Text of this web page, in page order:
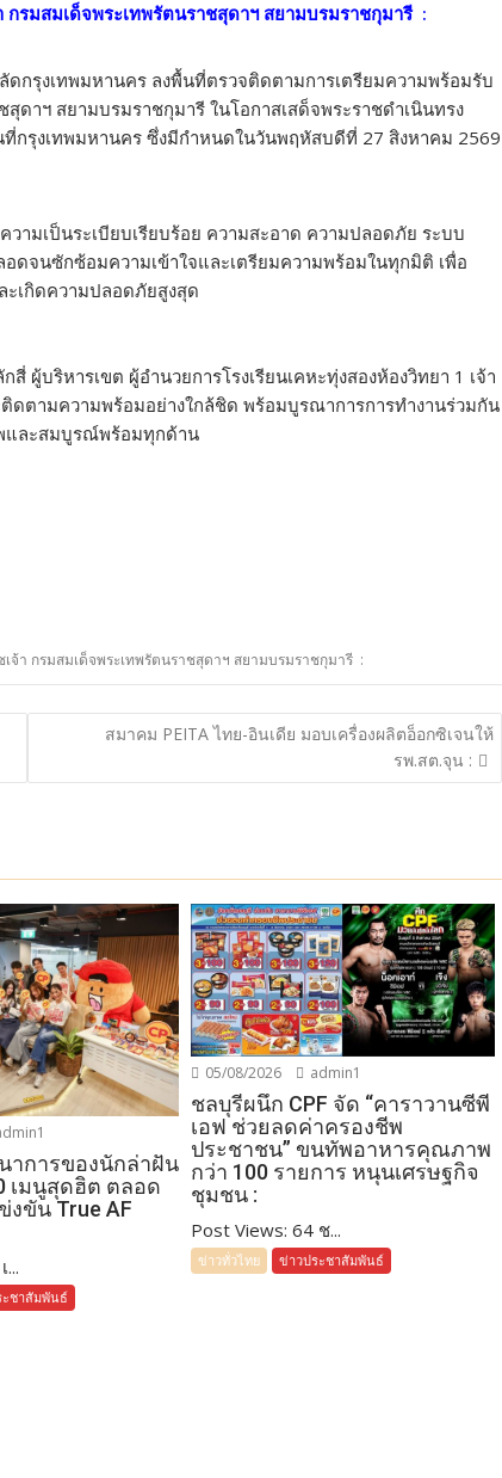
รมสมเด็จพระเทพรัตนราชสุดาฯ สยามบรมราชกุมารี :
กรุงเทพมหานคร ลงพื้นที่ตรวจติดตามการเตรียมความพร้อมรับ
ดาฯ สยามบรมราชกุมารี ในโอกาสเสด็จพระราชดำเนินทรง
กรุงเทพมหานคร ซึ่งมีกำหนดในวันพฤหัสบดีที่ 27 สิงหาคม 2569
ามเป็นระเบียบเรียบร้อย ความสะอาด ความปลอดภัย ระบบ
ดจนซักซ้อมความเข้าใจและเตรียมความพร้อมในทุกมิติ เพื่อ
ะเกิดความปลอดภัยสูงสุด
ผู้บริหารเขต ผู้อำนวยการโรงเรียนเคหะทุ่งสองห้องวิทยา 1 เจ้า
ตามความพร้อมอย่างใกล้ชิด พร้อมบูรณาการการทำงานร่วมกัน
และสมบูรณ์พร้อมทุกด้าน
จ้า กรมสมเด็จพระเทพรัตนราชสุดาฯ สยามบรมราชกุมารี :
สมาคม PEITA ไทย-อินเดีย มอบเครื่องผลิตอ็อกซิเจนให้
รพ.สต.จุน :
าการของนักล่าฝัน
เมนูสุดฮิต ตลอด
งขัน True AF
ะชาสัมพันธ์
05/08/2026 admin1
ชลบุรีผนึก CPF จัด “คาราวานซีพี
เอฟ ช่วยลดค่าครองชีพ
ประชาชน” ขนทัพอาหารคุณภาพ
กว่า 100 รายการ หนุนเศรษฐกิจ
ชุมชน :
Post Views: 64 ช...
ข่าวทั่วไทย ข่าวประชาสัมพันธ์